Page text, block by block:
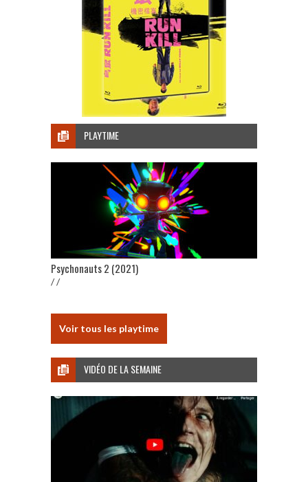
PLAYTIME
Psychonauts 2 (2021)
/ /
Voir tous les playtime
VIDÉO DE LA SEMAINE